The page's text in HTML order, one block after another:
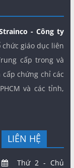
- Công ty
giáo dục liên
cấp trong và
chứng chỉ các
và các tỉnh,
LIÊN HỆ
Thứ 2 - Chủ